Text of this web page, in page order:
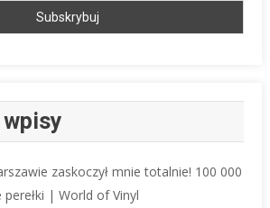
zaskoczył mnie totalnie! 100 000
perełki | World of Vinyl